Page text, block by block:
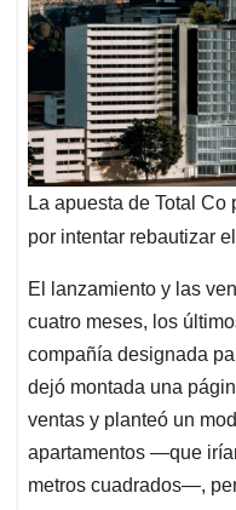
La apuesta de Total
por intentar rebautizar
El lanzamiento y las
cuatro meses, los
compañía designada
dejó montada una
ventas y planteó un
apartamentos —que
metros cuadrados—,